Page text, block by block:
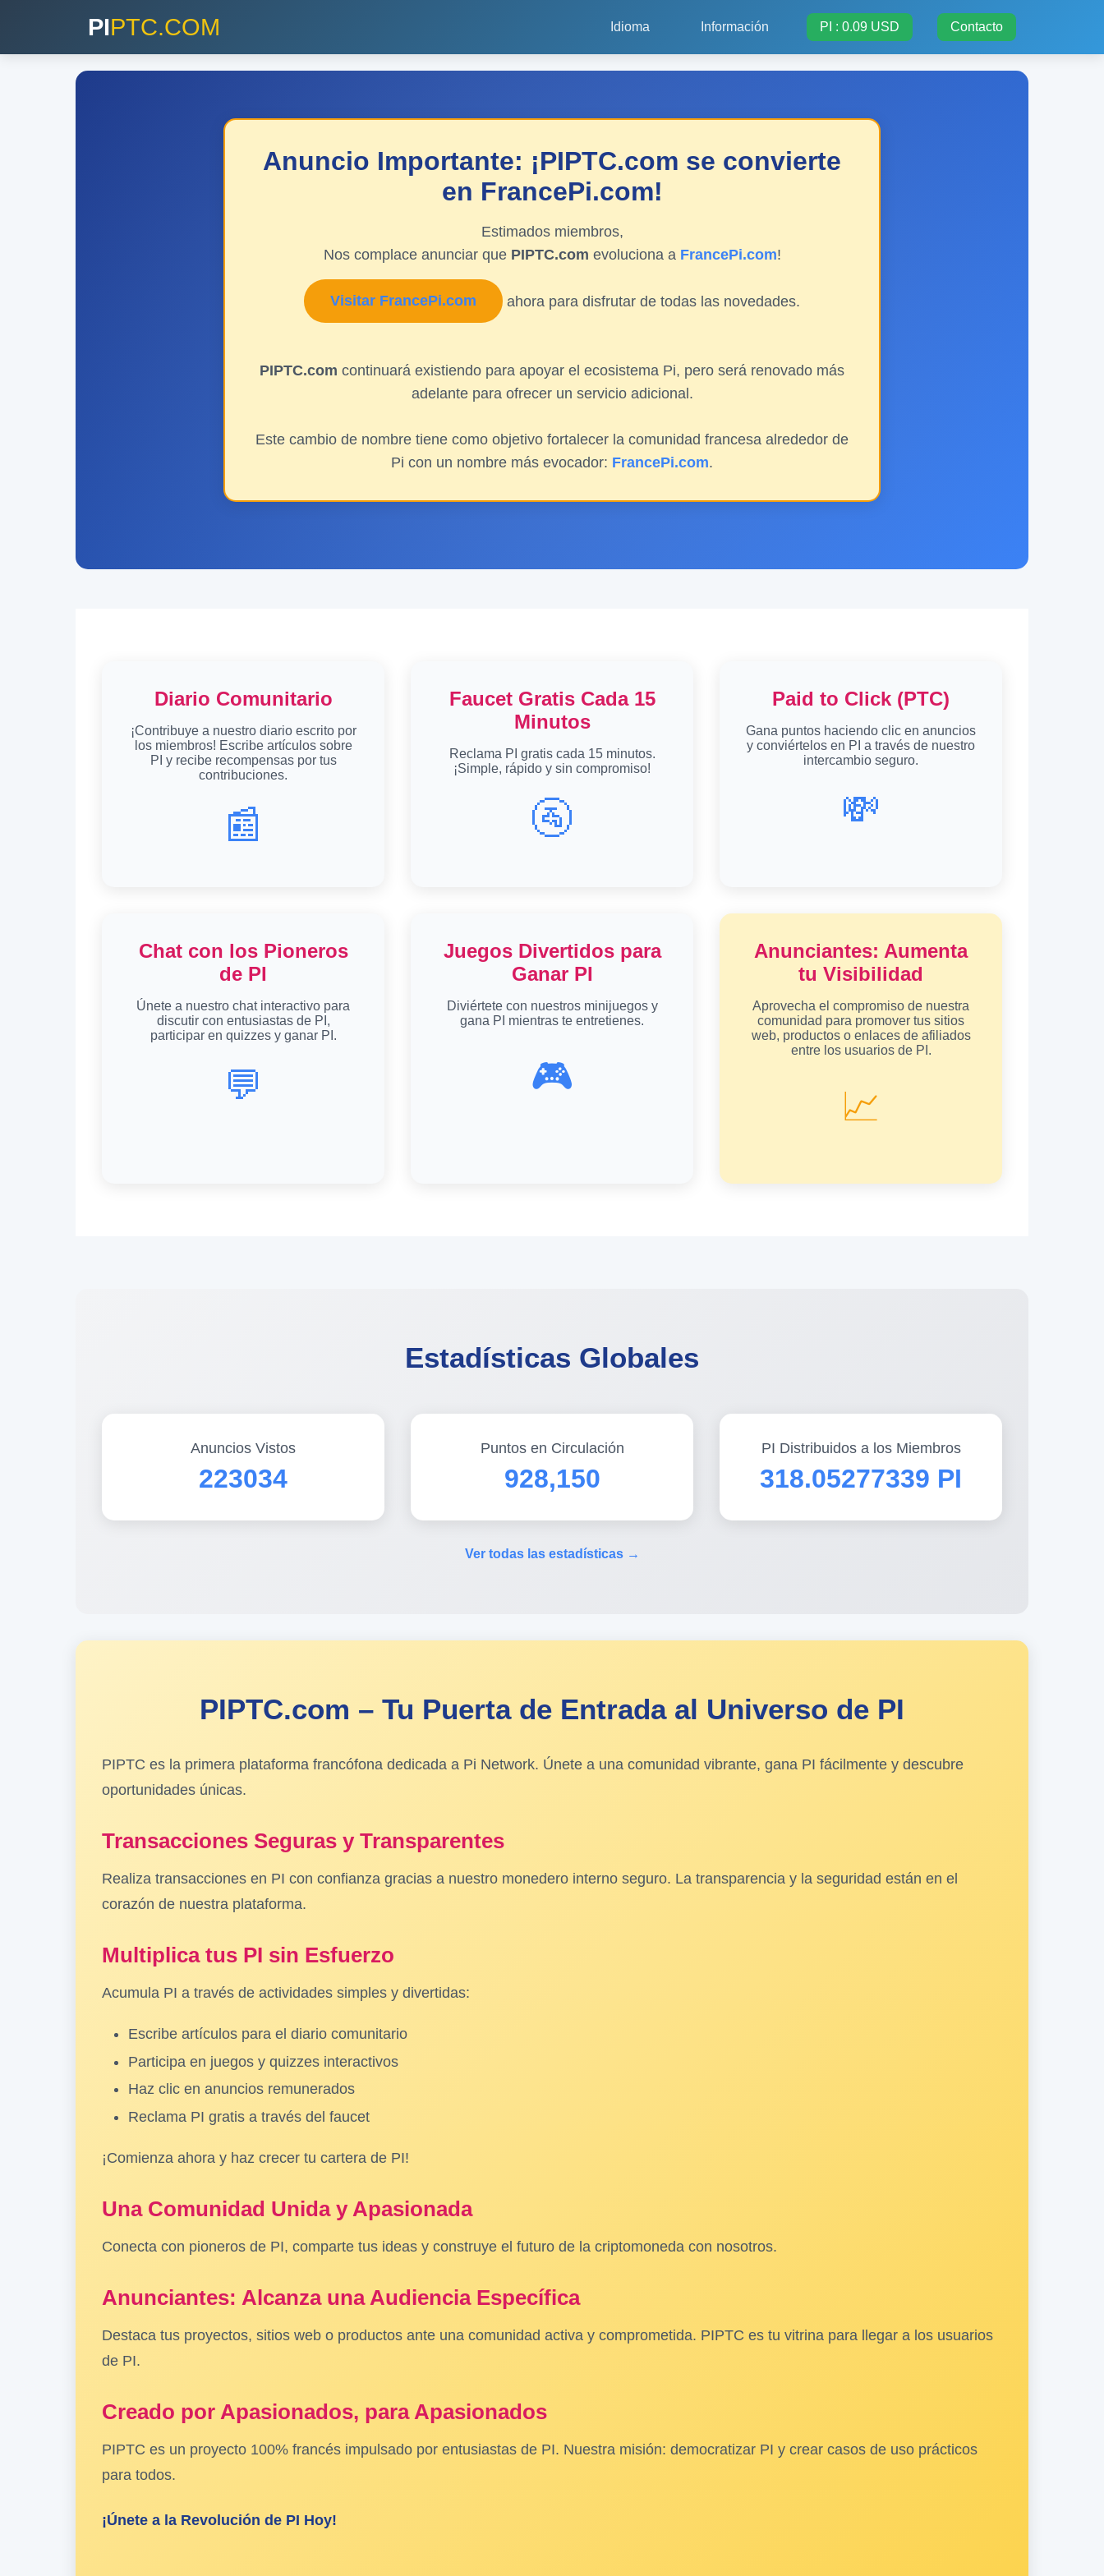
PIPTC.COM Idioma Información PI : 0.09 USD Contacto
Anuncio Importante: ¡PIPTC.com se convierte
en FrancePi.com!
Estimados miembros,
Nos complace anunciar que PIPTC.com evoluciona a FrancePi.com!
Visitar FrancePi.com ahora para disfrutar de todas las novedades.
PIPTC.com continuará existiendo para apoyar el ecosistema Pi, pero será renovado más
adelante para ofrecer un servicio adicional.
Este cambio de nombre tiene como objetivo fortalecer la comunidad francesa alrededor de
Pi con un nombre más evocador: FrancePi.com.
Diario Comunitario
¡Contribuye a nuestro diario escrito por
los miembros! Escribe artículos sobre
PI y recibe recompensas por tus
contribuciones.
📰
Faucet Gratis Cada 15
Minutos
Reclama PI gratis cada 15 minutos.
¡Simple, rápido y sin compromiso!
🚰
Paid to Click (PTC)
Gana puntos haciendo clic en anuncios
y conviértelos en PI a través de nuestro
intercambio seguro.
💸
Chat con los Pioneros
de PI
Únete a nuestro chat interactivo para
discutir con entusiastas de PI,
participar en quizzes y ganar PI.
💬
Juegos Divertidos para
Ganar PI
Diviértete con nuestros minijuegos y
gana PI mientras te entretienes.
🎮
Anunciantes: Aumenta
tu Visibilidad
Aprovecha el compromiso de nuestra
comunidad para promover tus sitios
web, productos o enlaces de afiliados
entre los usuarios de PI.
📈
Estadísticas Globales
Anuncios Vistos
223034
Puntos en Circulación
928,150
PI Distribuidos a los Miembros
318.05277339 PI
Ver todas las estadísticas →
PIPTC.com – Tu Puerta de Entrada al Universo de PI
PIPTC es la primera plataforma francófona dedicada a Pi Network. Únete a una comunidad vibrante, gana PI fácilmente y descubre
oportunidades únicas.
Transacciones Seguras y Transparentes
Realiza transacciones en PI con confianza gracias a nuestro monedero interno seguro. La transparencia y la seguridad están en el
corazón de nuestra plataforma.
Multiplica tus PI sin Esfuerzo
Acumula PI a través de actividades simples y divertidas:
Escribe artículos para el diario comunitario
Participa en juegos y quizzes interactivos
Haz clic en anuncios remunerados
Reclama PI gratis a través del faucet
¡Comienza ahora y haz crecer tu cartera de PI!
Una Comunidad Unida y Apasionada
Conecta con pioneros de PI, comparte tus ideas y construye el futuro de la criptomoneda con nosotros.
Anunciantes: Alcanza una Audiencia Específica
Destaca tus proyectos, sitios web o productos ante una comunidad activa y comprometida. PIPTC es tu vitrina para llegar a los usuarios
de PI.
Creado por Apasionados, para Apasionados
PIPTC es un proyecto 100% francés impulsado por entusiastas de PI. Nuestra misión: democratizar PI y crear casos de uso prácticos
para todos.
¡Únete a la Revolución de PI Hoy!